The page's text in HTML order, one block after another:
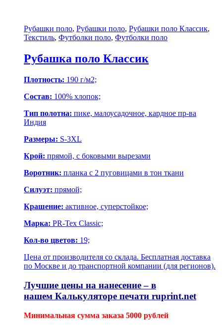
Рубашки поло, Рубашки поло, Рубашки поло Классик,
Текстиль, Футболки поло, Футболки поло
Рубашка поло Классик
Плотность: 190 г/м2;
Состав: 100% хлопок;
Тип полотна: пике, малоусадочное, кардное пр-ва
Индия
Размеры: S-3XL
Крой: прямой, с боковыми вырезами
Воротник: планка с 2 пуговицами в тон ткани
Силуэт: прямой;
Крашение: активное, суперстойкое;
Марка: PR-Tex Classic;
Кол-во цветов: 19;
Цена от производителя со склада. Бесплатная доставка
по Москве и до транспортной компании (для регионов).
Лучшие цены на нанесение – в
нашем Калькуляторе печати ruprint.net
Минимальная сумма заказа 5000 рублей